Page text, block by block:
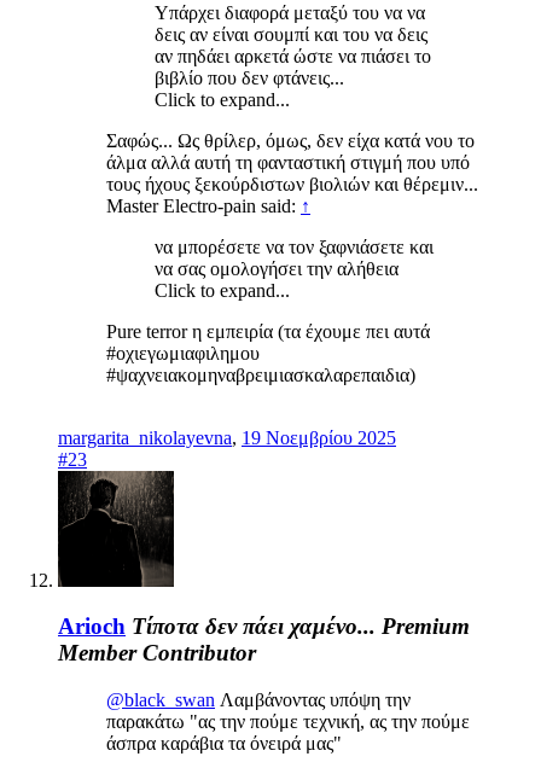
Υπάρχει διαφορά μεταξύ του να να
δεις αν είναι σουμπί και του να δεις
αν πηδάει αρκετά ώστε να πιάσει το
βιβλίο που δεν φτάνεις...
Click to expand...
Σαφώς... Ως θρίλερ, όμως, δεν είχα κατά νου το
άλμα αλλά αυτή τη φανταστική στιγμή που υπό
τους ήχους ξεκούρδιστων βιολιών και θέρεμιν...
Master Electro-pain said: ↑
να μπορέσετε να τον ξαφνιάσετε και
να σας ομολογήσει την αλήθεια
Click to expand...
Pure terror η εμπειρία (τα έχουμε πει αυτά
#οχιεγωμιαφιλημου
#ψαχνειακομηναβρειμιασκαλαρεπαιδια)
margarita_nikolayevna, 19 Νοεμβρίου 2025
#23
Arioch Τίποτα δεν πάει χαμένο... Premium
Member Contributor
@black_swan Λαμβάνοντας υπόψη την
παρακάτω "ας την πούμε τεχνική, ας την πούμε
άσπρα καράβια τα όνειρά μας"